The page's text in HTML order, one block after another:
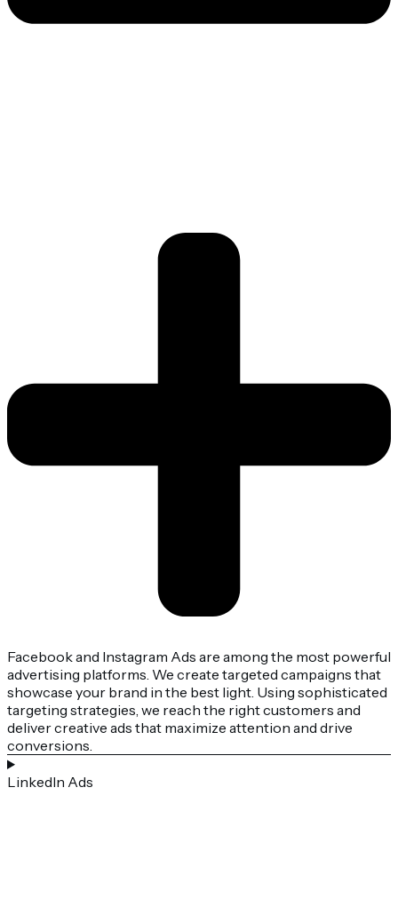
Facebook and Instagram Ads are among the most powerful
advertising platforms. We create targeted campaigns that
showcase your brand in the best light. Using sophisticated
targeting strategies, we reach the right customers and
deliver creative ads that maximize attention and drive
conversions.
LinkedIn Ads